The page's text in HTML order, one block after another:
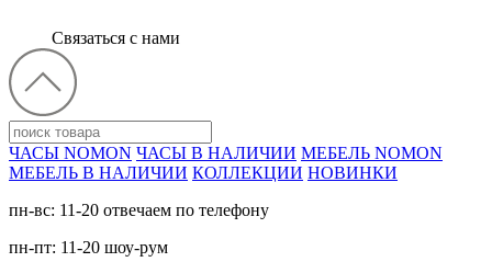
Связаться с нами
ЧАСЫ NOMON ЧАСЫ В НАЛИЧИИ МЕБЕЛЬ NOMON
МЕБЕЛЬ В НАЛИЧИИ КОЛЛЕКЦИИ НОВИНКИ
пн-вс: 11-20 отвечаем по телефону
пн-пт: 11-20 шоу-рум